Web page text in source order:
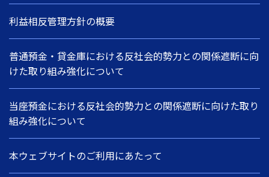
利益相反管理方針の概要
普通預金・貸金庫における反社会的勢力との関係遮断に向
けた取り組み強化について
当座預金における反社会的勢力との関係遮断に向けた取り
組み強化について
本ウェブサイトのご利用にあたって